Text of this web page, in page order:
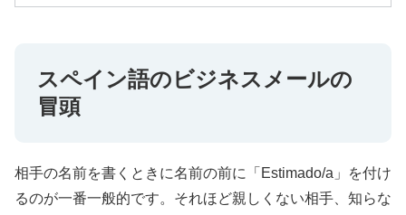
スペイン語のビジネスメールの
冒頭
相手の名前を書くときに名前の前に「Estimado/a」を付け
るのが一番一般的です。それほど親しくない相手、知らな